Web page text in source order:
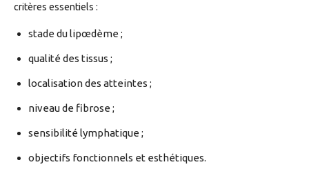
critères essentiels :
stade du lipœdème ;
qualité des tissus ;
localisation des atteintes ;
niveau de fibrose ;
sensibilité lymphatique ;
objectifs fonctionnels et esthétiques.